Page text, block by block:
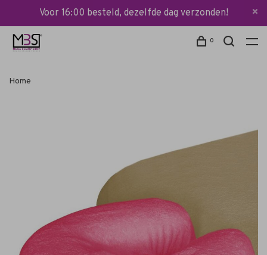
Voor 16:00 besteld, dezelfde dag verzonden!
0
Home